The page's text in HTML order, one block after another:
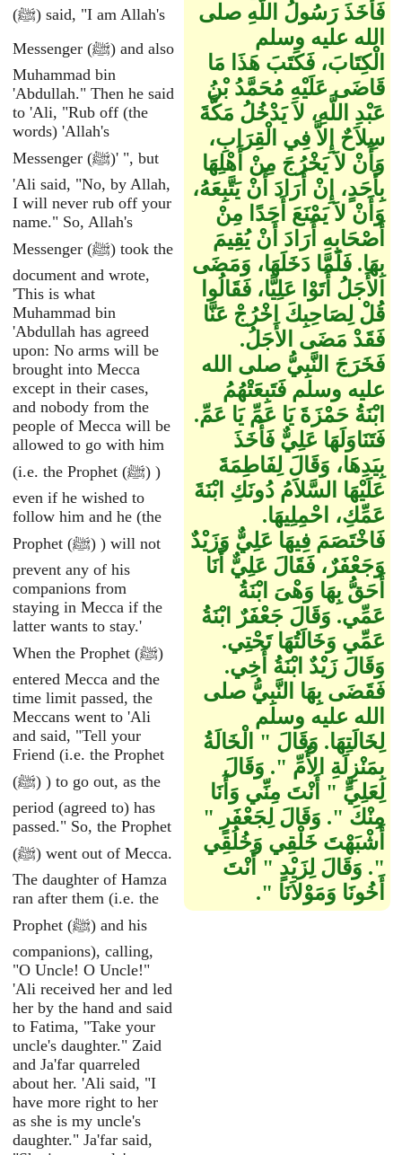
(ﷺ) said, "I am Allah's
Messenger (ﷺ) and also
Muhammad bin
'Abdullah." Then he said
to 'Ali, "Rub off (the
words) 'Allah's
Messenger (ﷺ)' ", but
'Ali said, "No, by Allah,
I will never rub off your
name." So, Allah's
Messenger (ﷺ) took the
document and wrote,
'This is what
Muhammad bin
'Abdullah has agreed
upon: No arms will be
brought into Mecca
except in their cases,
and nobody from the
people of Mecca will be
allowed to go with him
(i.e. the Prophet (ﷺ) )
even if he wished to
follow him and he (the
Prophet (ﷺ) ) will not
prevent any of his
companions from
staying in Mecca if the
latter wants to stay.'
When the Prophet (ﷺ)
entered Mecca and the
time limit passed, the
Meccans went to 'Ali
and said, "Tell your
Friend (i.e. the Prophet
(ﷺ) ) to go out, as the
period (agreed to) has
passed." So, the Prophet
(ﷺ) went out of Mecca.
The daughter of Hamza
ran after them (i.e. the
Prophet (ﷺ) and his
companions), calling,
"O Uncle! O Uncle!"
'Ali received her and led
her by the hand and said
to Fatima, "Take your
uncle's daughter." Zaid
and Ja'far quarreled
about her. 'Ali said, "I
have more right to her
as she is my uncle's
daughter." Ja'far said,
فَأَخَذَ رَسُولُ اللَّهِ صلى
الله عليه وسلم
الْكِتَابَ، فَكَتَبَ هَذَا مَا
قَاضَى عَلَيْهِ مُحَمَّدُ بْنُ
عَبْدِ اللَّهِ، لاَ يَدْخُلُ مَكَّةَ
سِلاَحٌ إِلاَّ فِي الْقِرَابِ،
وَأَنْ لاَ يَخْرُجَ مِنْ أَهْلِهَا
بِأَحَدٍ، إِنْ أَرَادَ أَنْ يَتَّبِعَهُ،
وَأَنْ لاَ يَمْنَعَ أَحَدًا مِنْ
أَصْحَابِهِ أَرَادَ أَنْ يُقِيمَ
بِهَا‏.‏ فَلَمَّا دَخَلَهَا، وَمَضَى
الأَجَلُ أَتَوْا عَلِيًّا، فَقَالُوا
قُلْ لِصَاحِبِكَ اخْرُجْ عَنَّا
فَقَدْ مَضَى الأَجَلُ‏.‏
فَخَرَجَ النَّبِيُّ صلى الله
عليه وسلم فَتَبِعَتْهُمُ
ابْنَةُ حَمْزَةَ يَا عَمِّ يَا عَمِّ‏.‏
فَتَنَاوَلَهَا عَلِيٌّ فَأَخَذَ
بِيَدِهَا، وَقَالَ لِفَاطِمَةَ
عَلَيْهَا السَّلاَمُ دُونَكِ ابْنَةَ
عَمِّكِ، احْمِلِيهَا‏.‏
فَاخْتَصَمَ فِيهَا عَلِيٌّ وَزَيْدٌ
وَجَعْفَرٌ، فَقَالَ عَلِيٌّ أَنَا
أَحَقُّ بِهَا وَهْىَ ابْنَةُ
عَمِّي‏.‏ وَقَالَ جَعْفَرٌ ابْنَةُ
عَمِّي وَخَالَتُهَا تَحْتِي‏.‏
وَقَالَ زَيْدٌ ابْنَةُ أَخِي‏.‏
فَقَضَى بِهَا النَّبِيُّ صلى
الله عليه وسلم
لِخَالَتِهَا‏.‏ وَقَالَ ‏"‏ الْخَالَةُ
بِمَنْزِلَةِ الأُمِّ ‏"‏‏.‏ وَقَالَ
لِعَلِيٍّ ‏"‏ أَنْتَ مِنِّي وَأَنَا
مِنْكَ ‏"‏‏.‏ وَقَالَ لِجَعْفَرٍ ‏"‏
أَشْبَهْتَ خَلْقِي وَخُلُقِي
‏"‏‏.‏ وَقَالَ لِزَيْدٍ ‏"‏ أَنْتَ
أَخُونَا وَمَوْلاَنَا ‏"‏‏.‏